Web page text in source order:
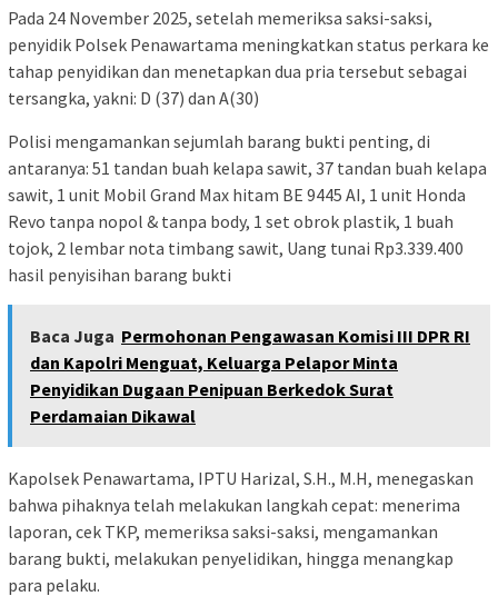
Pada 24 November 2025, setelah memeriksa saksi-saksi,
penyidik Polsek Penawartama meningkatkan status perkara ke
tahap penyidikan dan menetapkan dua pria tersebut sebagai
tersangka, yakni: D (37) dan A(30)
Polisi mengamankan sejumlah barang bukti penting, di
antaranya: 51 tandan buah kelapa sawit, 37 tandan buah kelapa
sawit, 1 unit Mobil Grand Max hitam BE 9445 AI, 1 unit Honda
Revo tanpa nopol & tanpa body, 1 set obrok plastik, 1 buah
tojok, 2 lembar nota timbang sawit, Uang tunai Rp3.339.400
hasil penyisihan barang bukti
Baca Juga Permohonan Pengawasan Komisi III DPR RI
dan Kapolri Menguat, Keluarga Pelapor Minta
Penyidikan Dugaan Penipuan Berkedok Surat
Perdamaian Dikawal
Kapolsek Penawartama, IPTU Harizal, S.H., M.H, menegaskan
bahwa pihaknya telah melakukan langkah cepat: menerima
laporan, cek TKP, memeriksa saksi-saksi, mengamankan
barang bukti, melakukan penyelidikan, hingga menangkap
para pelaku.